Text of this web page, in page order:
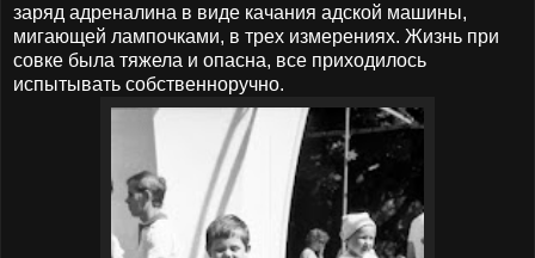
заряд адреналина в виде качания адской машины,
мигающей лампочками, в трех измерениях. Жизнь при
совке была тяжела и опасна, все приходилось
испытывать собственноручно.